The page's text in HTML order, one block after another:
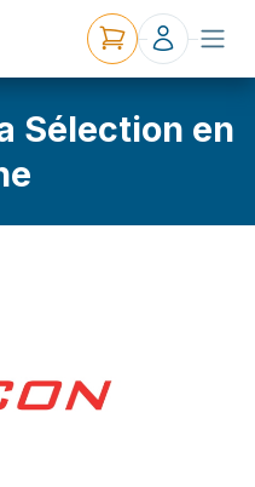
Sélection en